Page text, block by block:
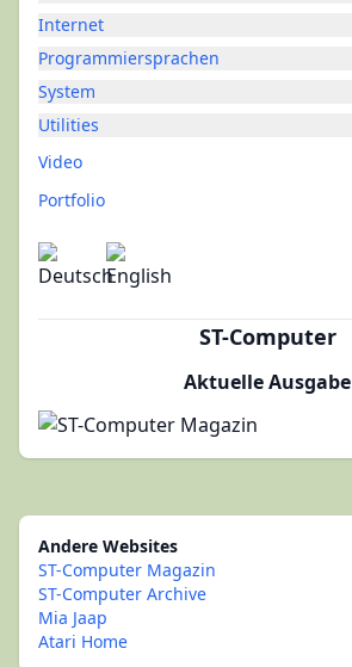
Internet
Programmiersprachen
System
Utilities
Video
Portfolio
ST-Computer
Aktuelle Ausgabe
Andere Websites
ST-Computer Magazin
ST-Computer Archive
Mia Jaap
Atari Home